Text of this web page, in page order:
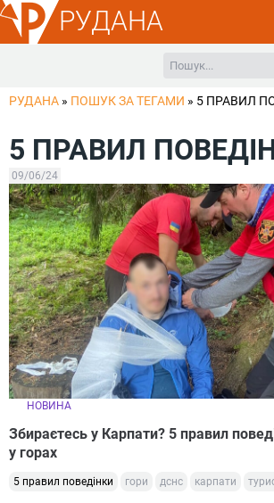
РУДАНА
РУДАНА » ПОШУК ЗА ТЕГАМИ » 5 ПРАВИЛ
5 ПРАВИЛ
09/06/24
НОВИНА
Збираєтесь у Карпати? 5 правил
у горах
5 правил поведінки гори дснс карпати